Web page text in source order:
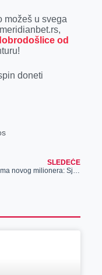
možeš u svega
od
doneti
SLEDEĆE
Srbija ima novog milionera: Sjenica slavi šampiona klađenja – ovako je majstor zaradio skoro TRI MILIONA! (FOTO)